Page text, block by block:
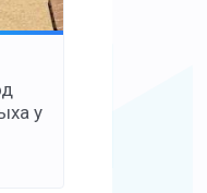
у